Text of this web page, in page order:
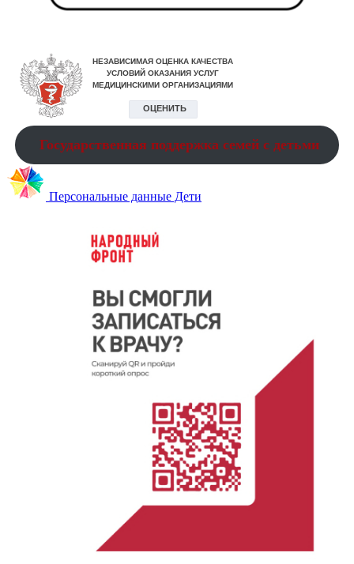
Государственная поддержка семей с детьми
Персональные данные Дети